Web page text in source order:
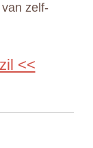
zelf-
<<